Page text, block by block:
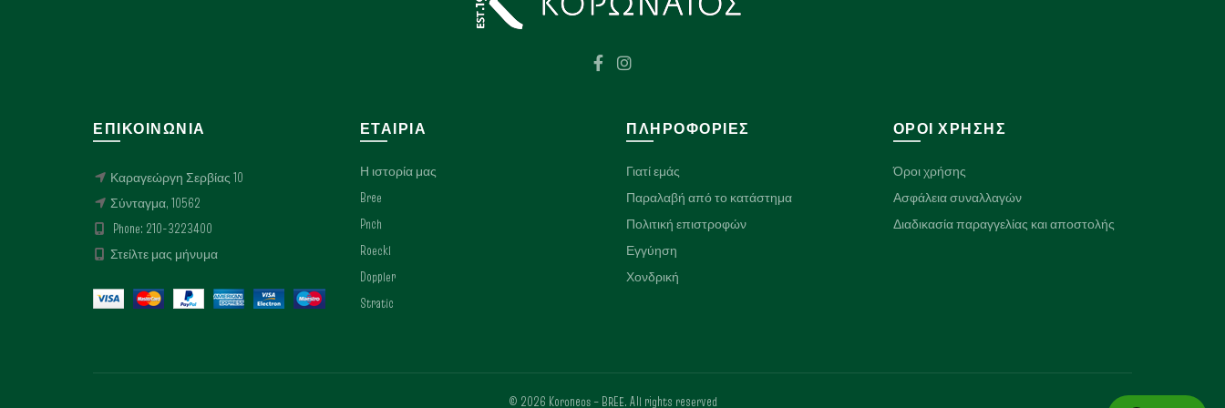
προϊόντος
ΕΠΙΚΟΙΝΩΝΊΑ
Καραγεώργη Σερβίας 10
Σύνταγμα, 10562
Phone: 210-3223400
Στείλτε μας μήνυμα
ΕΤΑΙΡΊΑ
Η ιστορία μας
Bree
Pnch
Roeckl
Doppler
Stratic
ΠΛΗΡΟΦΟΡΊΕΣ
Γιατί εμάς
Παραλαβή από το κατάστημα
Πολιτική επιστροφών
Εγγύηση
Χονδρική
ΌΡΟΙ ΧΡΉΣΗΣ
Όροι χρήσης
Ασφάλεια συναλλαγών
Διαδικασία παραγγελίας και αποστολής
© 2026 Koroneos – BREE. All rights reserved